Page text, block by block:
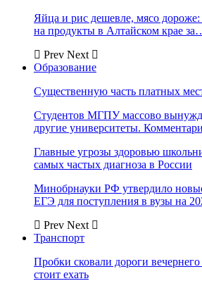
Яйца и рис дешевле, мясо
на продукты в Алтайском крае
Prev Next
Образование
Существенную часть платных
Студентов МГПУ массово
другие университеты.
Главные угрозы здоровью
самых частых диагноза в России
Минобрнауки РФ утвердило
ЕГЭ для поступления в вузы на
Prev Next
Транспорт
Пробки сковали дороги
стоит ехать